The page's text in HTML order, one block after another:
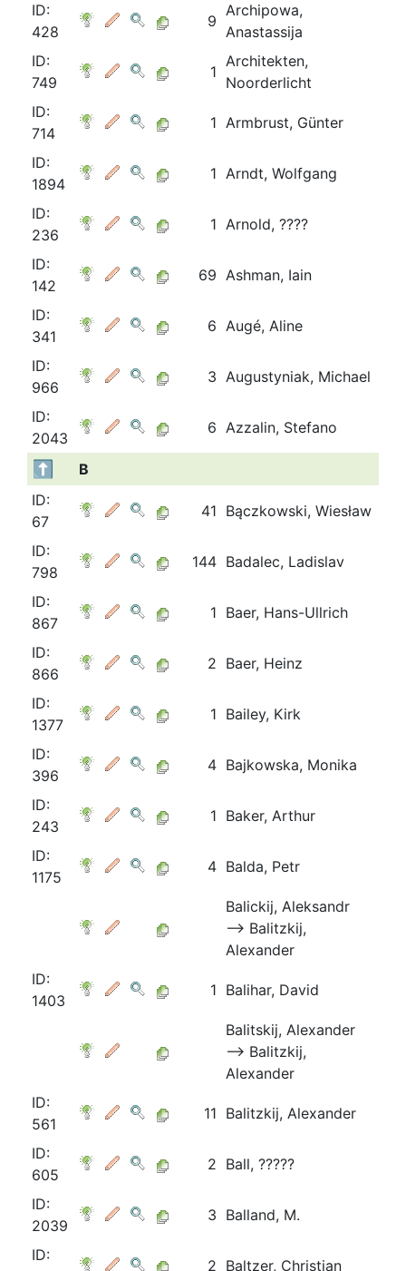
ID:
428
9
Archipowa,
Anastassija
ID:
749
1
Architekten,
Noorderlicht
ID:
714
1 Armbrust, Günter
ID:
1894
1 Arndt, Wolfgang
ID:
236
1 Arnold, ????
ID:
142
69 Ashman, Iain
ID:
341
6 Augé, Aline
ID:
966
3 Augustyniak, Michael
ID:
2043
6 Azzalin, Stefano
B
ID:
67
41 Bączkowski, Wiesław
ID:
798
144 Badalec, Ladislav
ID:
867
1 Baer, Hans-Ullrich
ID:
866
2 Baer, Heinz
ID:
1377
1 Bailey, Kirk
ID:
396
4 Bajkowska, Monika
ID:
243
1 Baker, Arthur
ID:
1175
4 Balda, Petr
Balickij, Aleksandr
⟶ Balitzkij,
Alexander
ID:
1403
1 Balihar, David
Balitskij, Alexander
⟶ Balitzkij,
Alexander
ID:
561
11 Balitzkij, Alexander
ID:
605
2 Ball, ?????
ID:
2039
3 Balland, M.
ID:
2 Baltzer, Christian